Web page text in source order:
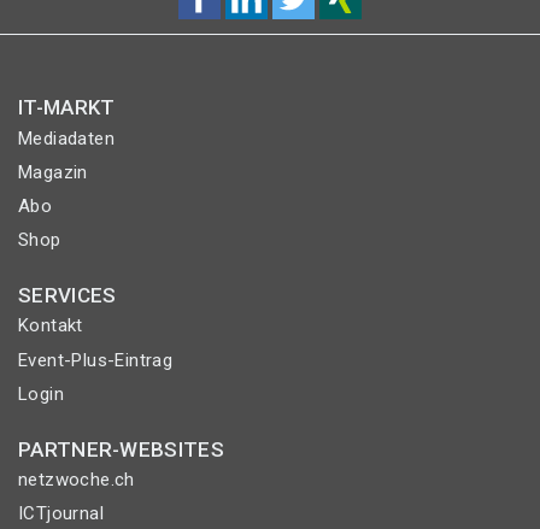
IT-MARKT
Mediadaten
Magazin
Abo
Shop
SERVICES
Kontakt
Event-Plus-Eintrag
Login
PARTNER-WEBSITES
netzwoche.ch
ICTjournal